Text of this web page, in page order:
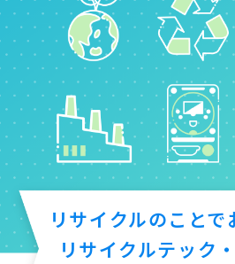
リサイクルのこと
リサイクルテック